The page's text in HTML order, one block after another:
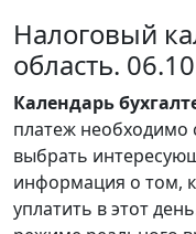
Налоговый
область.
Календарь
платеж необходимо
выбрать
информация о том,
уплатить в этот